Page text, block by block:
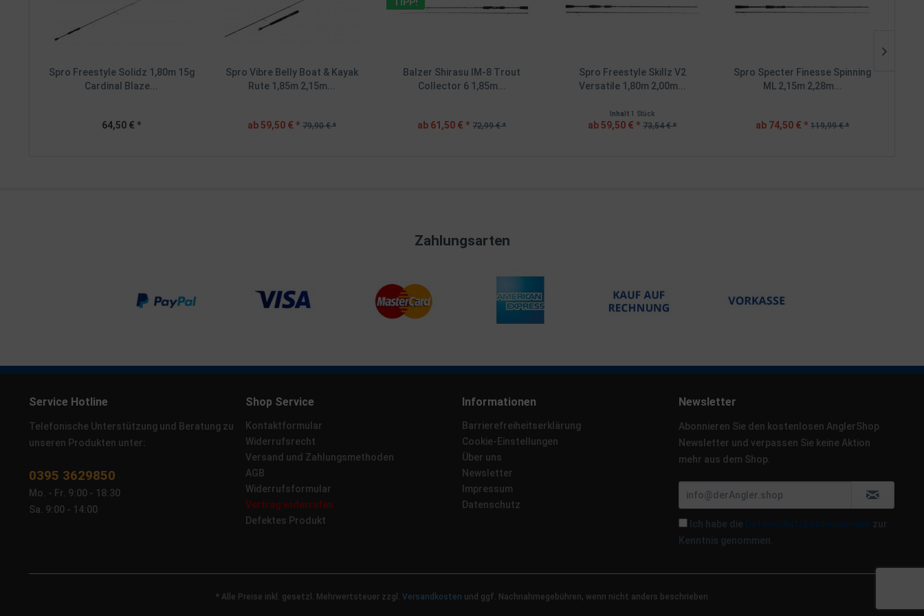
Spro Freestyle Solidz 1,80m 15g
Cardinal Blaze...
64,50 € *
Spro Vibre Belly Boat & Kayak
Rute 1,85m 2,15m...
ab 59,50 € * 79,90 € *
Balzer Shirasu IM-8 Trout
Collector 6 1,85m...
ab 61,50 € * 72,99 € *
Spro Freestyle Skillz V2
Versatile 1,80m 2,00m...
Inhalt1 Stück
ab 59,50 € * 73,54 € *
Spro Specter Finesse Spinning
ML 2,15m 2,28m...
ab 74,50 € * 119,99 € *
Zahlungsarten
Service Hotline
Telefonische Unterstützung und Beratung zu
unseren Produkten unter:
0395 3629850
Mo. - Fr. 9:00 - 18:30
Sa. 9:00 - 14:00
Shop Service
Kontaktformular
Widerrufsrecht
Versand und Zahlungsmethoden
AGB
Widerrufsformular
Vertrag widerrufen
Defektes Produkt
Informationen
Barrierefreiheitserklärung
Cookie-Einstellungen
Über uns
Newsletter
Impressum
Datenschutz
Newsletter
Abonnieren Sie den kostenlosen AnglerShop
Newsletter und verpassen Sie keine Aktion
mehr aus dem Shop.
Ich habe die Datenschutzbestimmungen zur
Kenntnis genommen.
* Alle Preise inkl. gesetzl. Mehrwertsteuer zzgl. Versandkosten und ggf. Nachnahmegebühren, wenn nicht anders beschrieben